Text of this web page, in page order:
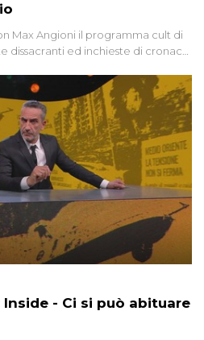
Max Angioni il programma cult di
dissacranti ed inchieste di cronaca
- Ci si può abituare